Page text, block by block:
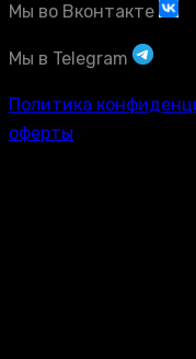
Мы во Вконтакте
Мы в Telegram
Политика
оферты